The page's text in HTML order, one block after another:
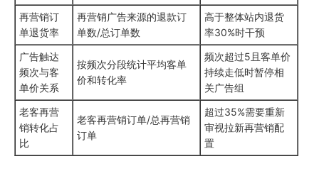
再营销订
单退货率
再营销广告来源的退款订
单数/总订单数
高于整体站内退货
率30%时干预
广告触达
频次与客
单价关系
按频次分段统计平均客单
价和转化率
频次超过5且客单价
持续走低时暂停相
关广告组
老客再营
销转化占
比
老客再营销订单/总再营销
订单
超过35%需要重新
审视拉新再营销配
置